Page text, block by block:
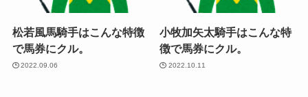
松若風馬騎手はこんな特徴
で馬券にクル。
2022.09.06
小牧加矢太騎手はこんな特
徴で馬券にクル。
2022.10.11